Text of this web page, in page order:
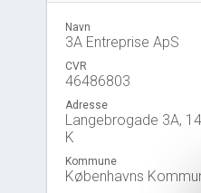
Navn
3A Entreprise ApS
CVR
46486803
Adresse
Langebrogade 3A,
K
Kommune
Københavns